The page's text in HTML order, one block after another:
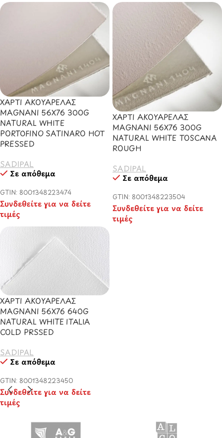
ΧΑΡΤΙ ΑΚΟΥΑΡΕΛΑΣ
MAGNANI 56X76 300G
NATURAL WHITE
PORTOFINO SATINARO HOT
PRESSED
SADIPAL
Σε απόθεμα
GTIN: 8001348223474
Συνδεθείτε για να δείτε
τιμές
ΧΑΡΤΙ ΑΚΟΥΑΡΕΛΑΣ
MAGNANI 56X76 300G
NATURAL WHITE TOSCANA
ROUGH
SADIPAL
Σε απόθεμα
GTIN: 8001348223504
Συνδεθείτε για να δείτε
τιμές
ΧΑΡΤΙ ΑΚΟΥΑΡΕΛΑΣ
MAGNANI 56X76 640G
NATURAL WHITE ITALIA
COLD PRSSED
SADIPAL
Σε απόθεμα
GTIN: 8001348223450
Συνδεθείτε για να δείτε
τιμές